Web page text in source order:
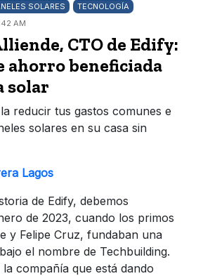
SOLARES
TECNOLOGÍA
AM
CTO de Edify:
ahorro beneficiada
solar
reducir tus gastos comunes e
solares en su casa sin
Lagos
de Edify, debemos
de 2023, cuando los primos
y Felipe Cruz, fundaban una
el nombre de Techbuilding.
compañía que está dando